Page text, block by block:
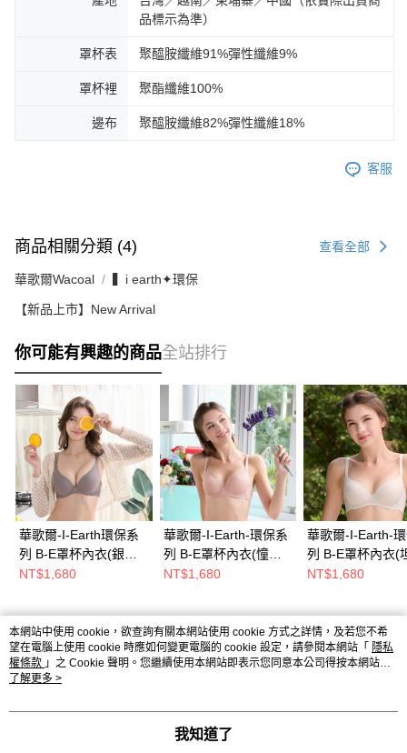
品標示為準）
罩杯表 聚醯胺纖維91%彈性纖維9%
罩杯裡 聚酯纖維100%
邊布 聚醯胺纖維82%彈性纖維18%
客服
商品相關分類 (4) 查看全部
華歌爾Wacoal ▍i earth✦環保
【新品上市】New Arrival
你可能有興趣的商品全站排行
華歌爾-I-Earth環保系
列 B-E罩杯內衣(銀河
灰) VB3641FO
NT$1,680
華歌爾-I-Earth-環保系
列 B-E罩杯內衣(憧憬
膚) VB3632SM
NT$1,680
華歌爾-I-Earth-
列 B-E罩杯內衣(
膚) VB3632SA
NT$1,680
熱門標籤
本網站中使用 cookie，欲查詢有關本網站使用 cookie 方式之詳情，及若您不希
望在電腦上使用 cookie 時應如何變更電腦的 cookie 設定，請參閱本網站「 隱私
權條款 」之 Cookie 聲明。您繼續使用本網站即表示您同意本公司得按本網站使
用條款之 Cookie 聲明使用 cookie。
了解更多 >
我知道了